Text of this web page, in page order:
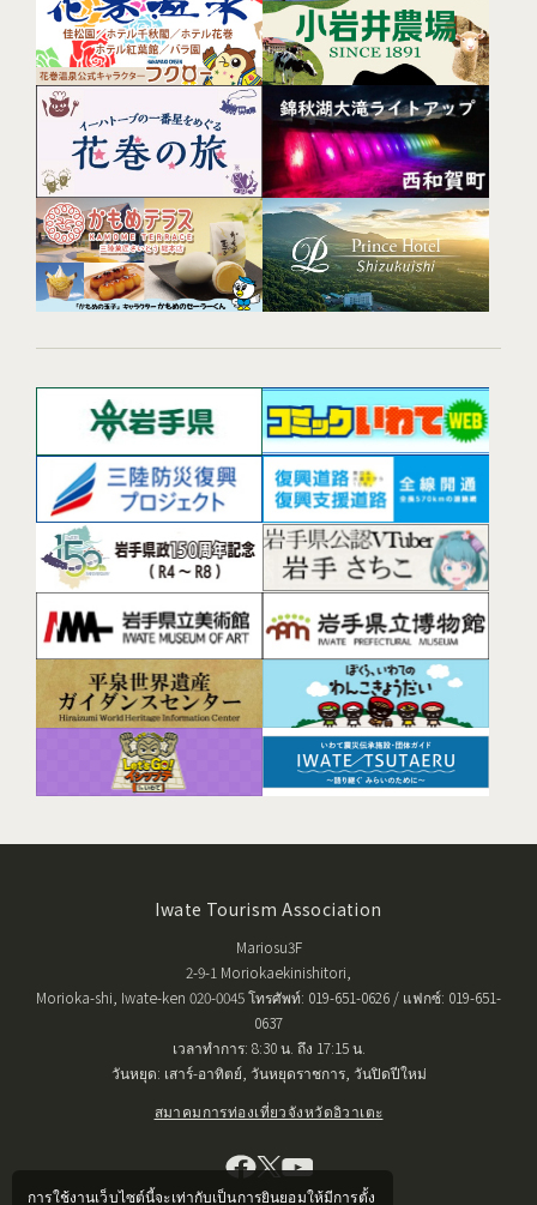
การใช้งานเว็บไซต์นี้จะเท่ากับเป็นการยินยอมให้มีการตั้ง
Iwate Tourism Association
Mariosu3F
2-9-1 Moriokaekinishitori,
Morioka-shi, Iwate-ken 020-0045 โทรศัพท์: 019-651-0626 / แฟกซ์: 019-651-
0637
เวลาทำการ: 8:30 น. ถึง 17:15 น.
วันหยุด: เสาร์-อาทิตย์, วันหยุดราชการ, วันปิดปีใหม่
สมาคมการท่องเที่ยวจังหวัดอิวาเตะ